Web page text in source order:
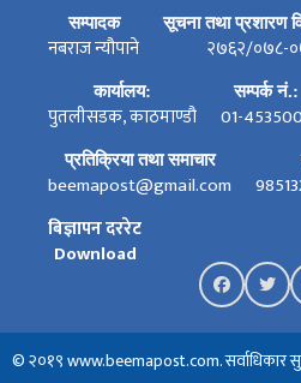
सम्पादक
नबराज न्यौपाने
सूचना तथा प्रशारण
२७६२/०७८-
कार्यालय:
पुतलीसडक, काठमाण्डौ
सम्पर्क नं.:
01-
प्रतिक्रिया तथा समाचार
beemapost@gmail.com
बिज्ञापन दररेट
Download
© २०१९ www.beemapost.com. सर्वाधिकार